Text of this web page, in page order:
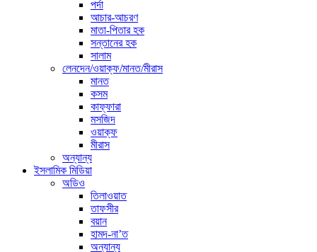
পর্দা
আচার-আচরণ
মাতা-পিতার হক
সন্তানের হক
সালাম
লেনদেন/ওয়াক্ফ/মানত/মীরাস
মানত
কসম
কাফ্ফারা
মসজিদ
ওয়াক্ফ
মীরাস
অন্যান্য
ইসলামিক মিডিয়া
অডিও
তিলাওয়াত
তাফসীর
বয়ান
হামদ-না’ত
অন্যান্য